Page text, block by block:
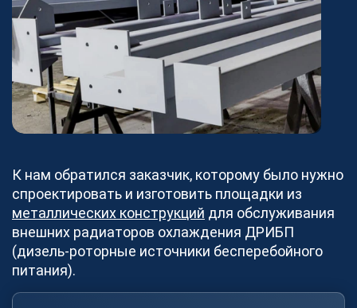
Компания
Блог
Новости
Как мы работаем
Документы
Наша команда
О платформе
Контакты
К нам обратился заказчик, которому было нужно
спроектировать и изготовить площадки из
металлических конструкций для обслуживания
внешних радиаторов охлаждения ДРИБП
(дизель-роторные источники бесперебойного
питания).